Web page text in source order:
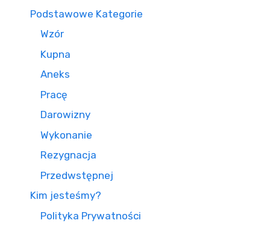
Podstawowe Kategorie
Wzór
Kupna
Aneks
Pracę
Darowizny
Wykonanie
Rezygnacja
Przedwstępnej
Kim jesteśmy?
Polityka Prywatności